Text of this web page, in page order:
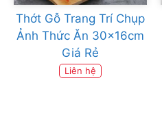
Thớt Gỗ Trang Trí Chụp
Ảnh Thức Ăn 30x16cm
Giá Rẻ
Liên hệ